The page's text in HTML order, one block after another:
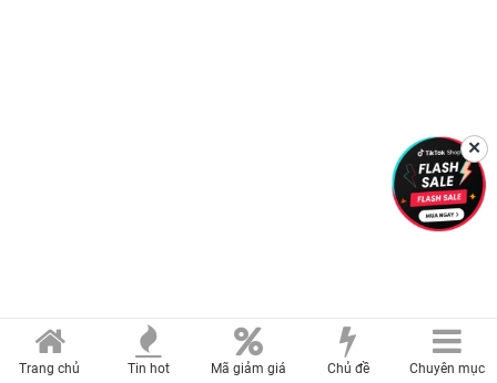
Trang chủ Tin hot Mã giảm giá Chủ đề Chuyên mục
✕